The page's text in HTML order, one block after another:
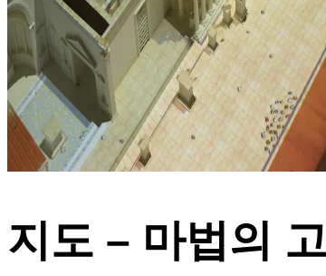
지도 – 마법의